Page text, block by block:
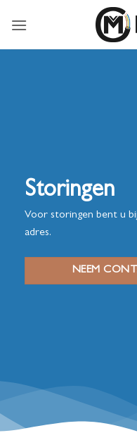
naar
Storingen
Voor storingen bent u
adres.
NEEM